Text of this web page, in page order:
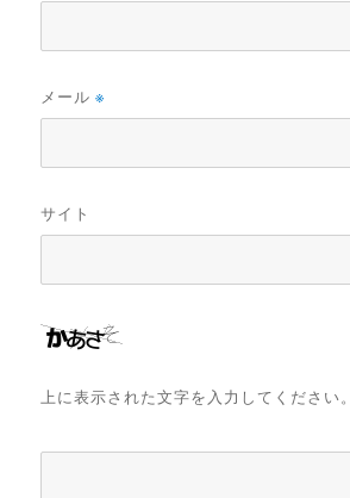
メール※
サイト
上に表示された文字を入力してください。